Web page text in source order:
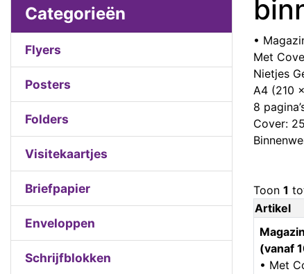
Categorieën
Flyers
Posters
Folders
Visitekaartjes
Briefpapier
Enveloppen
Schrijfblokken
•
Met
Nietjes
A4 (210
8
Cover:
Toon 1
Artikel
(vanaf
• Met